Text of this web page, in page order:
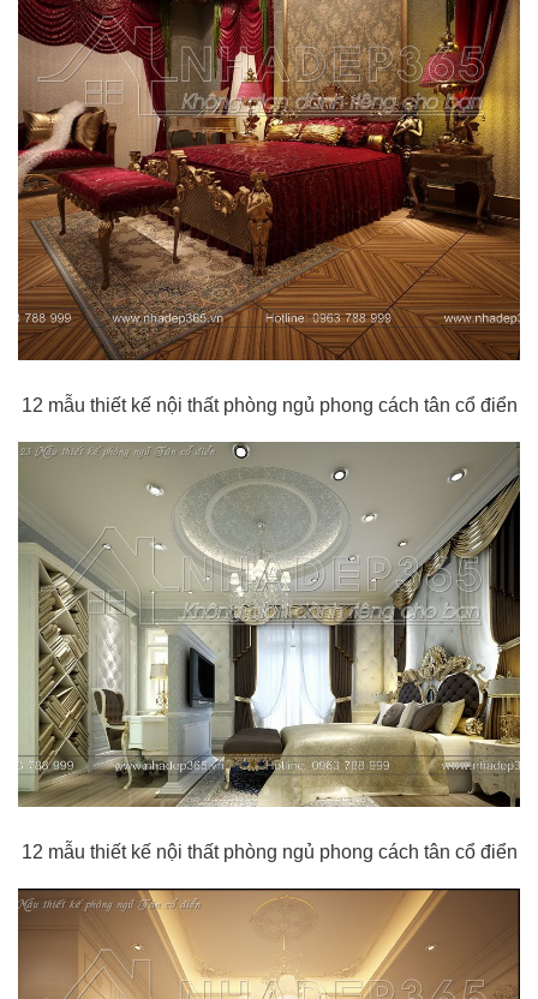
12 mẫu thiết kế nội thất phòng ngủ phong cách tân cổ điển
12 mẫu thiết kế nội thất phòng ngủ phong cách tân cổ điển